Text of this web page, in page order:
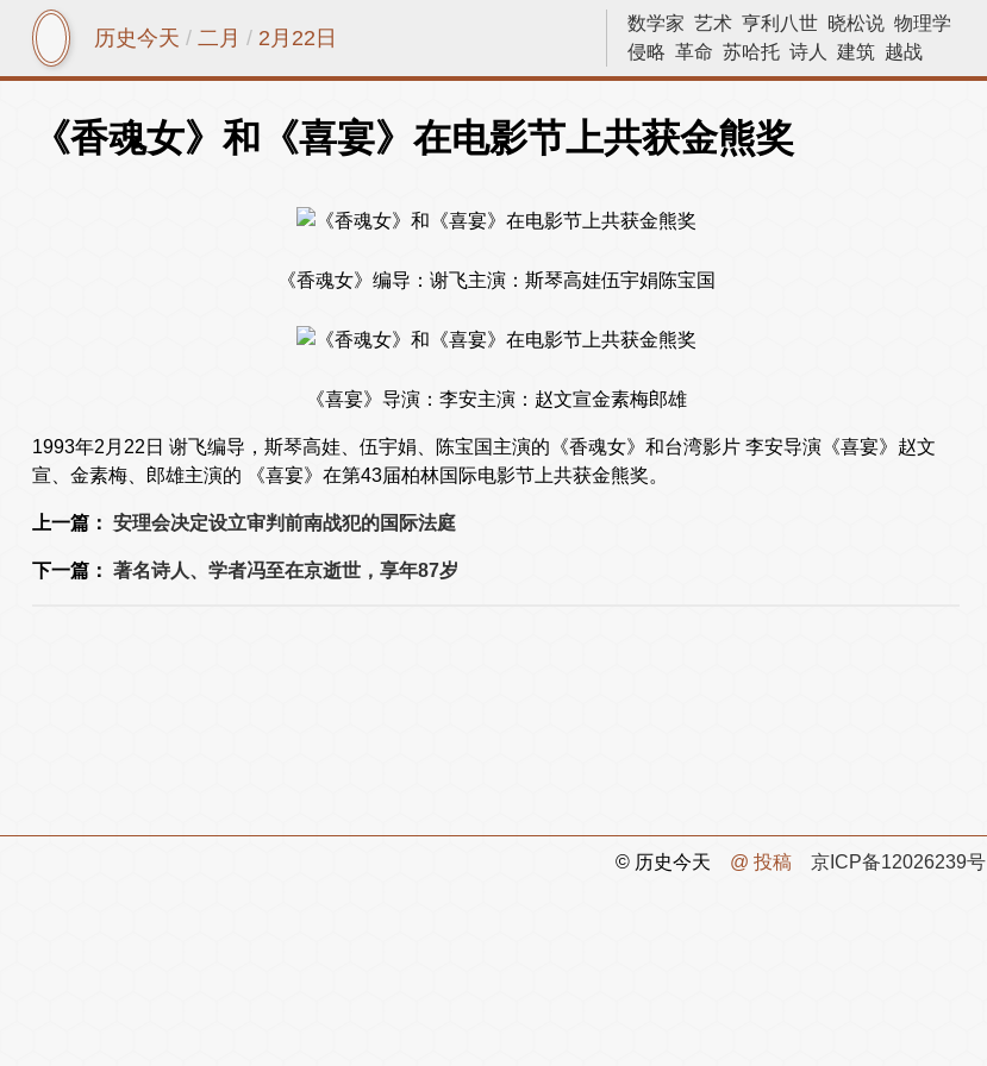
历史今天 / 二月 / 2月22日
数学家 艺术 亨利八世 晓松说 物理学
侵略 革命 苏哈托 诗人 建筑 越战
内战 巴拿马运河 法国 物理
文学家 画家 二战 战役
《香魂女》和《喜宴》在电影节上共获金熊奖
《香魂女》编导：谢飞主演：斯琴高娃伍宇娟陈宝国
《喜宴》导演：李安主演：赵文宣金素梅郎雄
1993年2月22日 谢飞编导，斯琴高娃、伍宇娟、陈宝国主演的《香魂女》和台湾影片 李安导演《喜宴》赵文
宣、金素梅、郎雄主演的 《喜宴》在第43届柏林国际电影节上共获金熊奖。
上一篇： 安理会决定设立审判前南战犯的国际法庭
下一篇： 著名诗人、学者冯至在京逝世，享年87岁
© 历史今天 @ 投稿 京ICP备12026239号